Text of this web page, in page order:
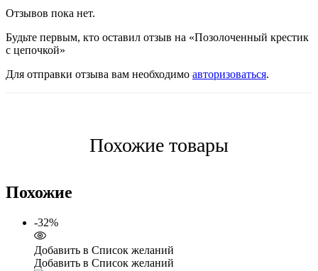
Отзывов пока нет.
Будьте первым, кто оставил отзыв на «Позолоченный крестик
с цепочкой»
Для отправки отзыва вам необходимо авторизоваться.
Похожие товары
Похожие
-32%
Добавить в Список желаний
Добавить в Список желаний